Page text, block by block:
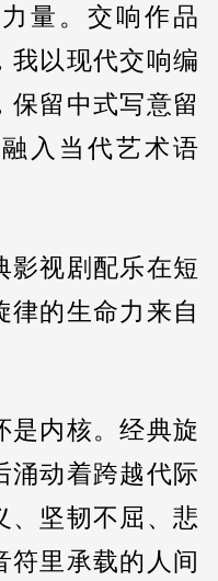
量。交响作品
我以现代交响编
保留中式写意留
入当代艺术语
影视剧配乐在短
律的生命力来自
是内核。经典旋
涌动着跨越代际
、坚韧不屈、悲
符里承载的人间